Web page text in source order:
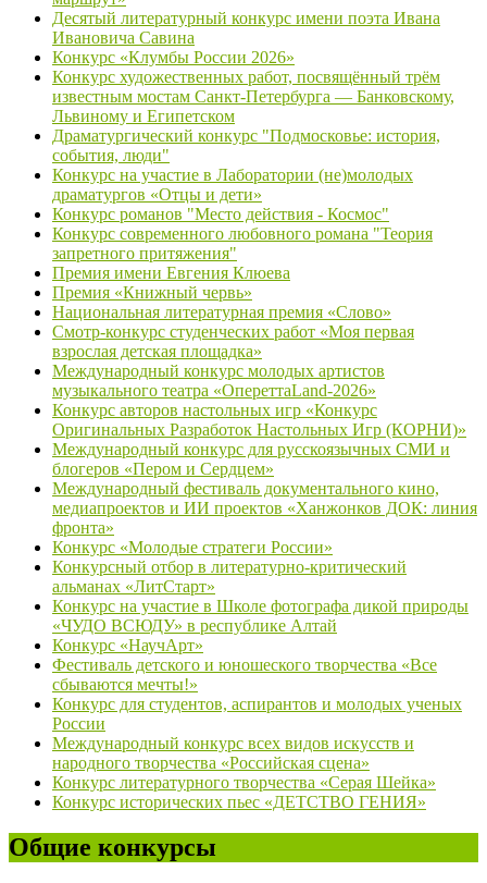
Десятый литературный конкурс имени поэта Ивана
Ивановича Савина
Конкурс «Клумбы России 2026»
Конкурс художественных работ, посвящённый трём
известным мостам Санкт-Петербурга — Банковскому,
Львиному и Египетском
Драматургический конкурс "Подмосковье: история,
события, люди"
Конкурс на участие в Лаборатории (не)молодых
драматургов «Отцы и дети»
Конкурс романов "Место действия - Космос"
Конкурс современного любовного романа "Теория
запретного притяжения"
Премия имени Евгения Клюева
Премия «Книжный червь»
Национальная литературная премия «Слово»
Смотр-конкурс студенческих работ «Моя первая
взрослая детская площадка»
Международный конкурс молодых артистов
музыкального театра «ОпереттаLand-2026»
Конкурс авторов настольных игр «Конкурс
Оригинальных Разработок Настольных Игр (КОРНИ)»
Международный конкурс для русскоязычных СМИ и
блогеров «Пером и Сердцем»
Международный фестиваль документального кино,
медиапроектов и ИИ проектов «Ханжонков ДОК: линия
фронта»
Конкурс «Молодые стратеги России»
Конкурсный отбор в литературно-критический
альманах «ЛитСтарт»
Конкурс на участие в Школе фотографа дикой природы
«ЧУДО ВСЮДУ» в республике Алтай
Конкурс «НаучАрт»
Фестиваль детского и юношеского творчества «Все
сбываются мечты!»
Конкурс для студентов, аспирантов и молодых ученых
России
Международный конкурс всех видов искусств и
народного творчества «Российская сцена»
Конкурс литературного творчества «Серая Шейка»
Конкурс исторических пьес «ДЕТСТВО ГЕНИЯ»
Общие конкурсы